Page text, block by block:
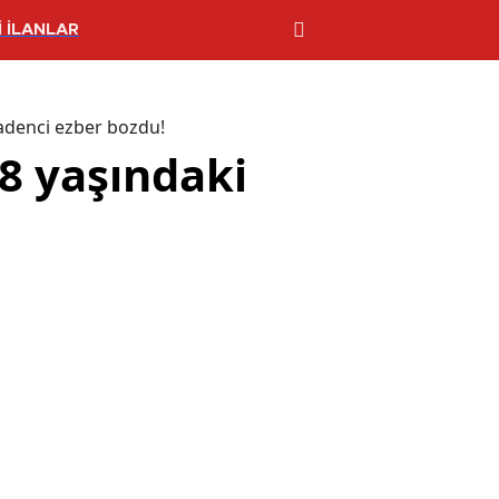
İLANLAR
ezber bozdu!
yaşındaki